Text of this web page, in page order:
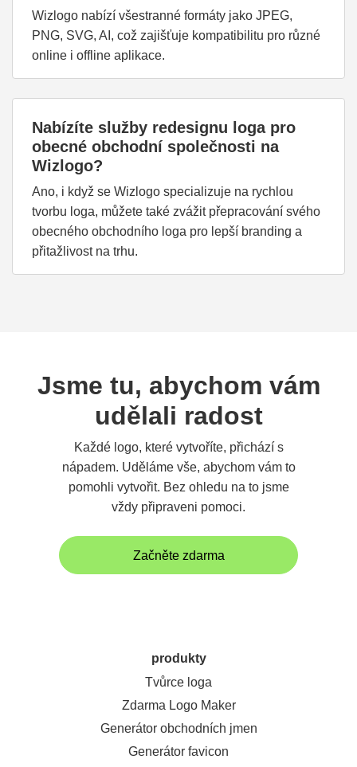
Wizlogo nabízí všestranné formáty jako JPEG,
PNG, SVG, AI, což zajišťuje kompatibilitu pro různé
online i offline aplikace.
Nabízíte služby redesignu loga pro
obecné obchodní společnosti na
Wizlogo?
Ano, i když se Wizlogo specializuje na rychlou
tvorbu loga, můžete také zvážit přepracování svého
obecného obchodního loga pro lepší branding a
přitažlivost na trhu.
Jsme tu, abychom vám
udělali radost
Každé logo, které vytvoříte, přichází s
nápadem. Uděláme vše, abychom vám to
pomohli vytvořit. Bez ohledu na to jsme
vždy připraveni pomoci.
Začněte zdarma
produkty
Tvůrce loga
Zdarma Logo Maker
Generátor obchodních jmen
Generátor favicon